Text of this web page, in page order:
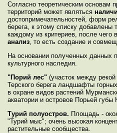
Согласно теоретическим основам
территорий может являться
достопримечательностей, форм
берега, к этому списку
каждому из критериев, после
анализ, то есть создание и
На основании полученных данных
культурного наследия.
"Порий лес" (участок между
Терского берега ландшафты
в охране видов растений
акватории и островов Порьей губы
Турий полуостров. Площадь -
"Турий мыс"; очень высокая
растительные сообщества.